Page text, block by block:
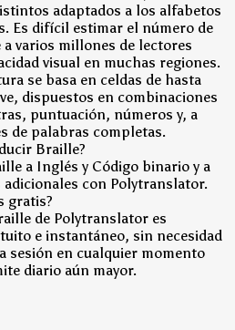
adaptados a los alfabetos
Es difícil estimar el número de
varios millones de lectores
visual en muchas regiones.
se basa en celdas de hasta
dispuestos en combinaciones
puntuación, números y, a
de palabras completas.
Braille?
a Inglés y Código binario y a
adicionales con Polytranslator.
gratis?
de Polytranslator es
e instantáneo, sin necesidad
sesión en cualquier momento
diario aún mayor.